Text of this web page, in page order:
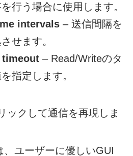
行う場合に使用します。
intervals – 送信間隔を
せます。
timeout – Read/Writeのタ
指定します。
ックして通信を再現しま
ユーザーに優しいGUI